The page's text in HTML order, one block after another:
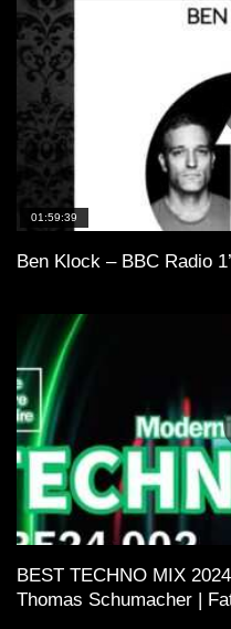
01:59:39
Ben Klock – BBC Radio
BEST TECHNO MIX
Thomas Schumacher |